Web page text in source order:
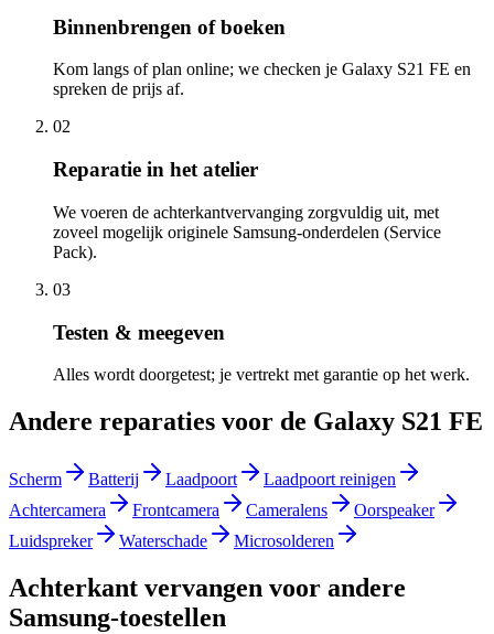
Binnenbrengen of boeken
Kom langs of plan online; we checken je Galaxy S21 FE en
spreken de prijs af.
02
Reparatie in het atelier
We voeren de achterkantvervanging zorgvuldig uit, met
zoveel mogelijk originele Samsung-onderdelen (Service
Pack).
03
Testen & meegeven
Alles wordt doorgetest; je vertrekt met garantie op het werk.
Andere reparaties voor de Galaxy S21 FE
Scherm Batterij Laadpoort
Laadpoort reinigen
Achtercamera
Frontcamera Cameralens
Oorspeaker
Luidspreker
Waterschade Microsolderen
Achterkant vervangen voor andere
Samsung-toestellen